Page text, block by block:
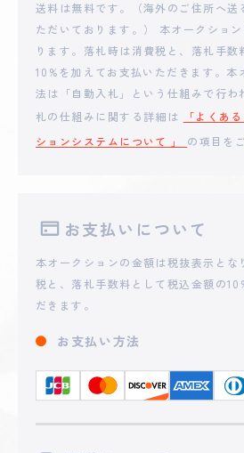
**THIT
**uconsa
**THIT
送料は無料です。（海外のご住所へ送
ただいております。） 本オークショ
ります。落札時は消費税と、落札手数
10%を加えてお支払いただきます。本
法は「自動入札」という仕組みで行わ
札の仕組みに関する詳細は
「よくあ
ションシステムについて 」 の項目を
お支払いについて
本オークションの金額は税抜表示とな
税と、落札手数料として税込金額の
だきます。
お支払い方法